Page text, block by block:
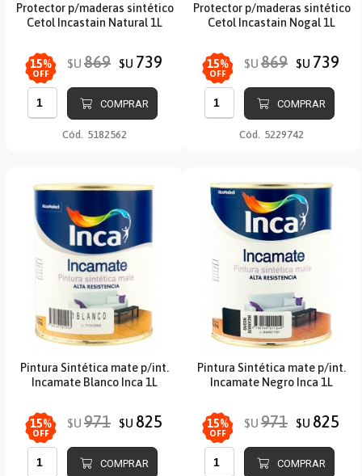
Protector p/maderas sintético
Cetol Incastain Natural 1L
15%
OFF
$U 869 $U 739
COMPRAR
Cód. 5182562
Protector p/maderas sintético
Cetol Incastain Nogal 1L
15%
OFF
$U 869 $U 739
COMPRAR
Cód. 5229742
Pintura Sintética mate p/int.
Incamate Blanco Inca 1L
15%
OFF
$U 971 $U 825
COMPRAR
Pintura Sintética mate p/int.
Incamate Negro Inca 1L
15%
OFF
$U 971 $U 825
COMPRAR